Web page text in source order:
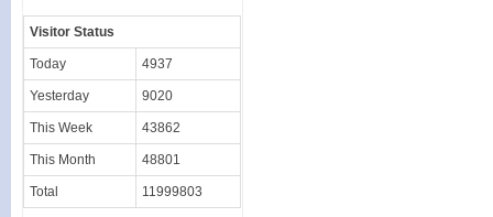
Visitor Status
Today 4937
Yesterday 9020
This Week 43862
This Month 48801
Total 11999803